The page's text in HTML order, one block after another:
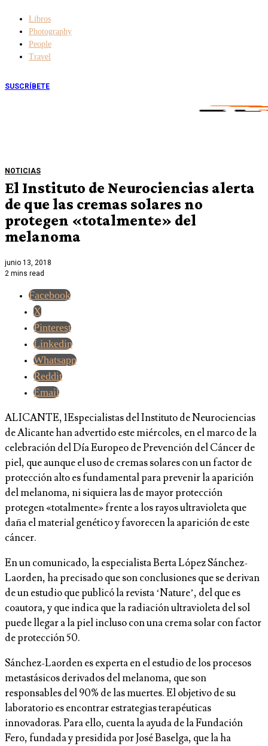
Libros
Photography
People
Travel
SUSCRÍBETE
NOTICIAS
El Instituto de Neurociencias alerta
de que las cremas solares no
protegen «totalmente» del
melanoma
junio 13, 2018
2 mins read
Facebook
X
Pinterest
Linkedin
Whatsapp
Reddit
Email
ALICANTE, 1Especialistas del Instituto de Neurociencias
de Alicante han advertido este miércoles, en el marco de la
celebración del Día Europeo de Prevención del Cáncer de
piel, que aunque el uso de cremas solares con un factor de
protección alto es fundamental para prevenir la aparición
del melanoma, ni siquiera las de mayor protección
protegen «totalmente» frente a los rayos ultravioleta que
daña el material genético y favorecen la aparición de este
cáncer.
En un comunicado, la especialista Berta López Sánchez-
Laorden, ha precisado que son conclusiones que se derivan
de un estudio que publicó la revista ‘Nature’, del que es
coautora, y que indica que la radiación ultravioleta del sol
puede llegar a la piel incluso con una crema solar con factor
de protección 50.
Sánchez-Laorden es experta en el estudio de los procesos
metastásicos derivados del melanoma, que son
responsables del 90% de las muertes. El objetivo de su
laboratorio es encontrar estrategias terapéuticas
innovadoras. Para ello, cuenta la ayuda de la Fundación
Fero, fundada y presidida por José Baselga, que la ha